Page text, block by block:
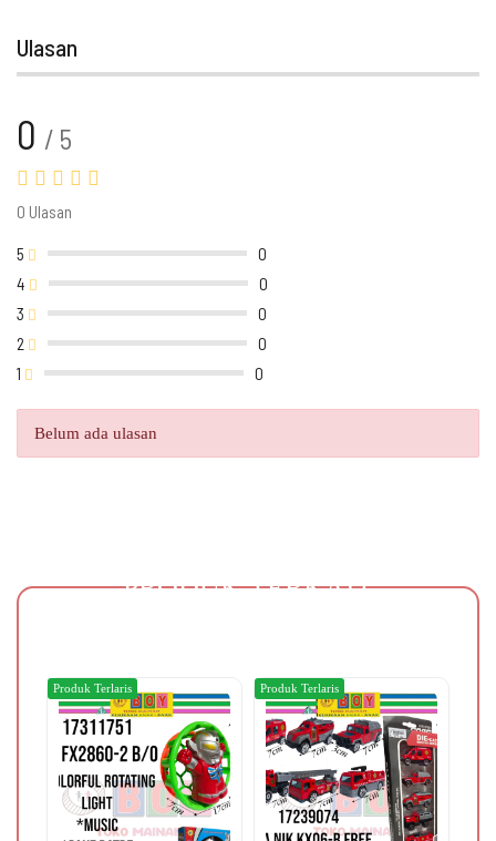
Ulasan
0 / 5
0 Ulasan
5
0
4
0
3
0
2
0
1
0
Belum ada ulasan
PRODUK TERKAIT
Produk Terlaris Produk Terlaris